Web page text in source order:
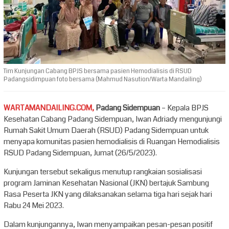
Tim Kunjungan Cabang BPJS bersama pasien Hemodialisis di RSUD
Padangsidimpuan foto bersama (Mahmud Nasution/Warta Mandailing)
WARTAMANDAILING.COM,Padang Sidempuan– Kepala BPJS
Kesehatan Cabang Padang Sidempuan, Iwan Adriady mengunjungi
Rumah Sakit Umum Daerah (RSUD) Padang Sidempuan untuk
menyapa komunitas pasien hemodialisis di Ruangan Hemodialisis
RSUD Padang Sidempuan, Jumat (26/5/2023).
Kunjungan tersebut sekaligus menutup rangkaian sosialisasi
program Jaminan Kesehatan Nasional (JKN) bertajuk Sambung
Rasa Peserta JKN yang dilaksanakan selama tiga hari sejak hari
Rabu 24 Mei 2023.
Dalam kunjungannya, Iwan menyampaikan pesan-pesan positif